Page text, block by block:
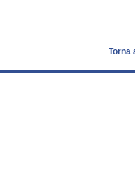
Torna